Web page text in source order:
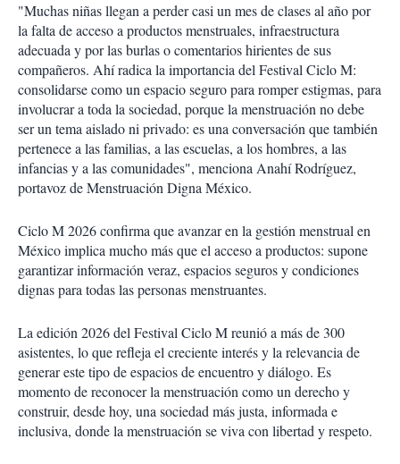
"Muchas niñas llegan a perder casi un mes de clases al año por
la falta de acceso a productos menstruales, infraestructura
adecuada y por las burlas o comentarios hirientes de sus
compañeros. Ahí radica la importancia del Festival Ciclo M:
consolidarse como un espacio seguro para romper estigmas, para
involucrar a toda la sociedad, porque la menstruación no debe
ser un tema aislado ni privado: es una conversación que también
pertenece a las familias, a las escuelas, a los hombres, a las
infancias y a las comunidades", menciona Anahí Rodríguez,
portavoz de Menstruación Digna México.
Ciclo M 2026 confirma que avanzar en la gestión menstrual en
México implica mucho más que el acceso a productos: supone
garantizar información veraz, espacios seguros y condiciones
dignas para todas las personas menstruantes.
La edición 2026 del Festival Ciclo M reunió a más de 300
asistentes, lo que refleja el creciente interés y la relevancia de
generar este tipo de espacios de encuentro y diálogo. Es
momento de reconocer la menstruación como un derecho y
construir, desde hoy, una sociedad más justa, informada e
inclusiva, donde la menstruación se viva con libertad y respeto.